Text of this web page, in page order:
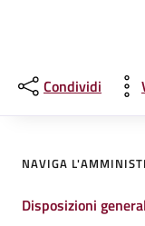
Condividi
NAVIGA
Disposizioni